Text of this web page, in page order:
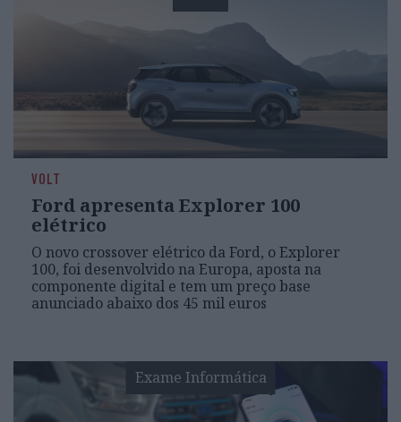
VOLT
Ford apresenta Explorer 100
elétrico
O novo crossover elétrico da Ford, o Explorer
100, foi desenvolvido na Europa, aposta na
componente digital e tem um preço base
anunciado abaixo dos 45 mil euros
Exame Informática